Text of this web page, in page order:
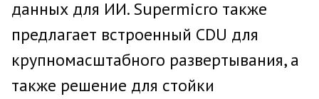
данных для ИИ. Supermicro также
предлагает встроенный CDU для
крупномасштабного развертывания, а
также решение для стойки